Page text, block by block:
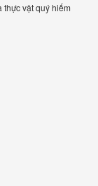
vật quý hiếm